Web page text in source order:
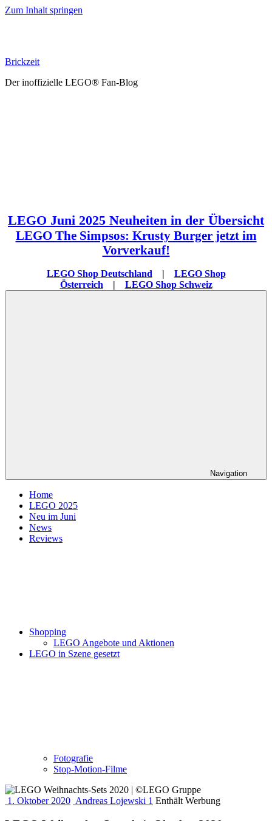
Zum Inhalt springen
Brickzeit
Der inoffizielle LEGO® Fan-Blog
LEGO Juni 2025 Neuheiten in der Übersicht
LEGO The Simpsos: Krusty Burger jetzt im
Vorverkauf!
LEGO Shop Deutschland | LEGO Shop
Österreich | LEGO Shop Schweiz
Navigation
Home
LEGO 2025
Neu im Juni
News
Reviews
Shopping
LEGO Angebote und Aktionen
LEGO in Szene gesetzt
Fotografie
Stop-Motion-Filme
1. Oktober 2020 Andreas Lojewski 1 Enthält Werbung